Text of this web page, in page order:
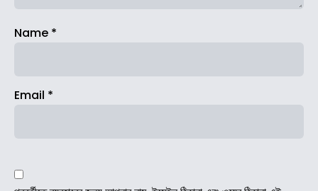
Name *
Email *